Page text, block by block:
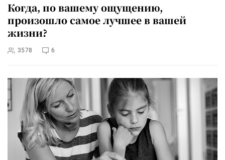
Когда, по вашему ощущению,
произошло самое лучшее в вашей
жизни?
3578 6